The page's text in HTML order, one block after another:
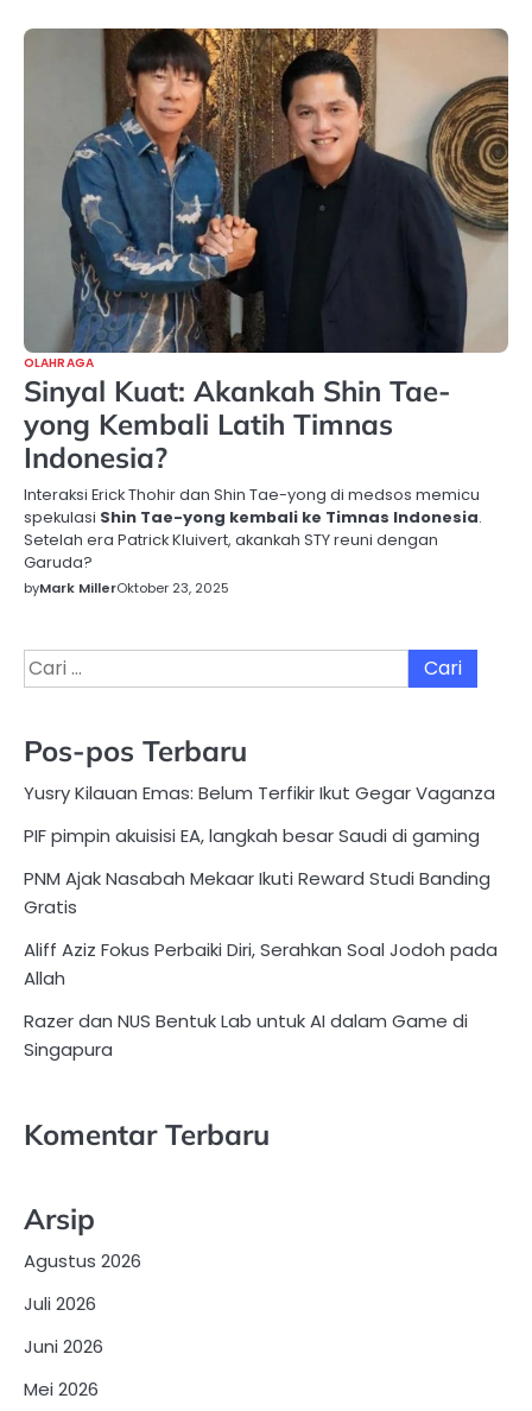
OLAHRAGA
Sinyal Kuat: Akankah Shin Tae-
yong Kembali Latih Timnas
Indonesia?
Interaksi Erick Thohir dan Shin Tae-yong di medsos memicu
spekulasi Shin Tae-yong kembali ke Timnas Indonesia.
Setelah era Patrick Kluivert, akankah STY reuni dengan
Garuda?
byMark MillerOktober 23, 2025
Cari
untuk:
Pos-pos Terbaru
Yusry Kilauan Emas: Belum Terfikir Ikut Gegar Vaganza
PIF pimpin akuisisi EA, langkah besar Saudi di gaming
PNM Ajak Nasabah Mekaar Ikuti Reward Studi Banding
Gratis
Aliff Aziz Fokus Perbaiki Diri, Serahkan Soal Jodoh pada
Allah
Razer dan NUS Bentuk Lab untuk AI dalam Game di
Singapura
Komentar Terbaru
Arsip
Agustus 2026
Juli 2026
Juni 2026
Mei 2026